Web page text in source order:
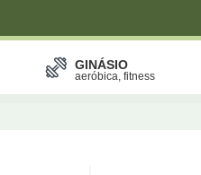
GINÁSIO
aeróbica, fitness